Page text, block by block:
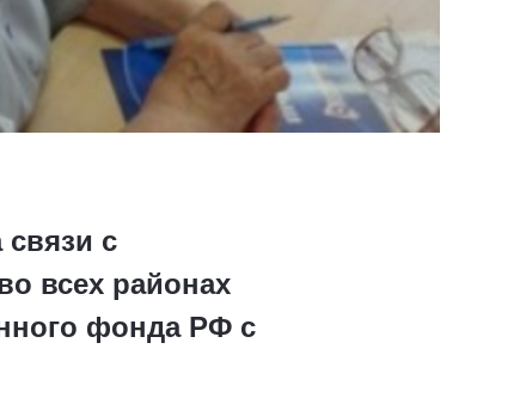
с
всех районах
фонда РФ с